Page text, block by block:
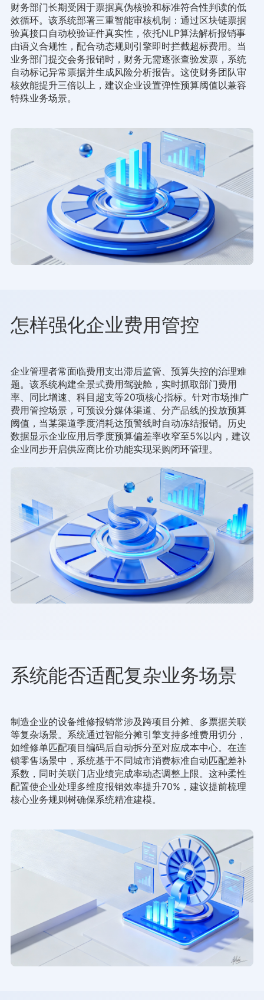
财务部门长期受困于票据真伪核验和标准符合性判读的低
效循环。该系统部署三重智能审核机制：通过区块链票据
验真接口自动校验证件真实性，依托NLP算法解析报销事
由语义合规性，配合动态规则引擎即时拦截超标费用。当
业务部门提交会务报销时，财务无需逐张查验发票，系统
自动标记异常票据并生成风险分析报告。这使财务团队审
核效能提升三倍以上，建议企业设置弹性预算阈值以兼容
特殊业务场景。
怎样强化企业费用管控
企业管理者常面临费用支出滞后监管、预算失控的治理难
题。该系统构建全景式费用驾驶舱，实时抓取部门费用
率、同比增速、科目超支等20项核心指标。针对市场推广
费用管控场景，可预设分媒体渠道、分产品线的投放预算
阈值，当某渠道季度消耗达预警线时自动冻结报销。历史
数据显示企业应用后季度预算偏差率收窄至5%以内，建议
企业同步开启供应商比价功能实现采购闭环管理。
系统能否适配复杂业务场景
制造企业的设备维修报销常涉及跨项目分摊、多票据关联
等复杂场景。系统通过智能分摊引擎支持多维费用切分，
如维修单匹配项目编码后自动拆分至对应成本中心。在连
锁零售场景中，系统基于不同城市消费标准自动匹配差补
系数，同时关联门店业绩完成率动态调整上限。这种柔性
配置使企业处理多维度报销效率提升70%，建议提前梳理
核心业务规则树确保系统精准建模。